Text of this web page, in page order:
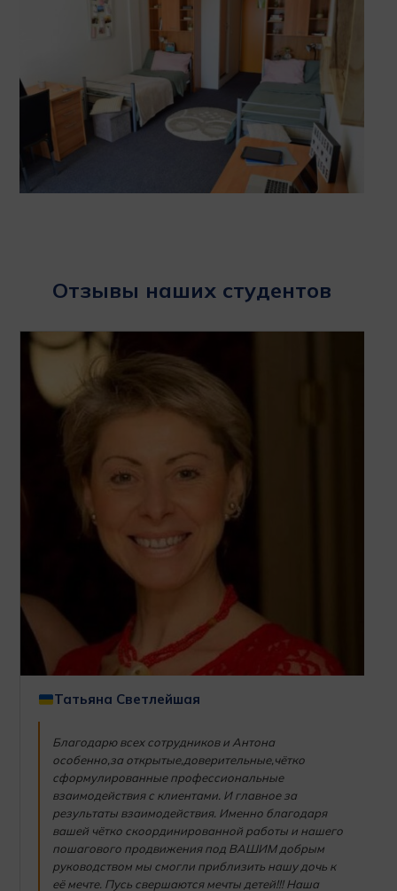
Отзывы наших студентов
Татьяна Светлейшая
Благодарю всех сотрудников и Антона
особенно,за открытые,доверительные,чётко
сформулированные профессиональные
взаимодействия с клиентами. И главное за
результаты взаимодействия. Именно благодаря
вашей чётко скоординированной работы и нашего
пошагового продвижения под ВАШИМ добрым
руководством мы смогли приблизить нашу дочь к
её мечте. Пусь свершаются мечты детей!!! Наша